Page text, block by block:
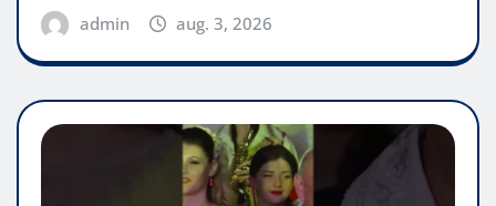
admin aug. 3, 2026